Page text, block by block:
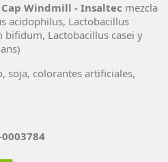
Windmill - Insaltec mezcla
acidophilus, Lactobacillus
Lactobacillus casei y
soja, colorantes artificiales,